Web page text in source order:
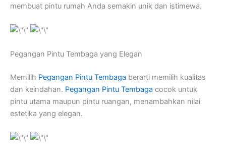
membuat pintu rumah Anda semakin unik dan istimewa.
Pegangan Pintu Tembaga yang Elegan
Memilih Pegangan Pintu Tembaga berarti memilih kualitas
dan keindahan. Pegangan Pintu Tembaga cocok untuk
pintu utama maupun pintu ruangan, menambahkan nilai
estetika yang elegan.